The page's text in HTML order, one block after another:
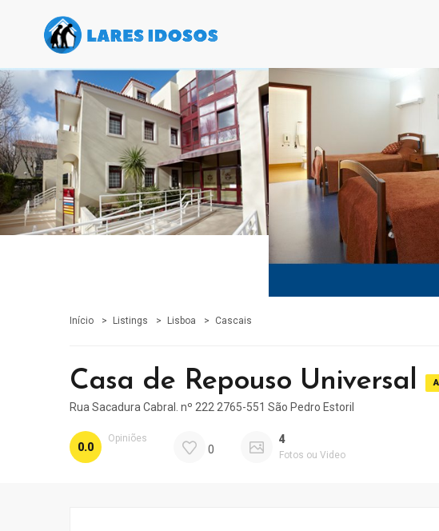
Início Listings Lisboa Cascais
Casa de Repouso Universal
Rua Sacadura Cabral. nº 222 2765-551 São Pedro Estoril
0.0
Opiniões
0
4
Fotos ou Video